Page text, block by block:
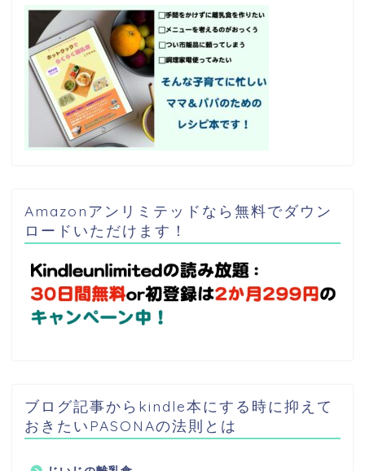
Amazonアンリミテッドなら無料でダウン
ロードいただけます！
ブログ記事からkindle本にする時に抑えて
おきたいPASONAの法則とは